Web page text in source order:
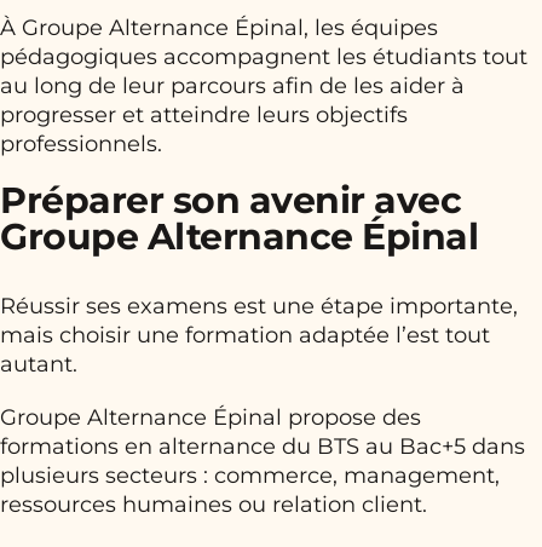
À Groupe Alternance Épinal, les équipes
pédagogiques accompagnent les étudiants tout
au long de leur parcours afin de les aider à
progresser et atteindre leurs objectifs
professionnels.
Préparer son avenir avec
Groupe Alternance Épinal
Réussir ses examens est une étape importante,
mais choisir une formation adaptée l’est tout
autant.
Groupe Alternance Épinal propose des
formations en alternance du BTS au Bac+5 dans
plusieurs secteurs : commerce, management,
ressources humaines ou relation client.